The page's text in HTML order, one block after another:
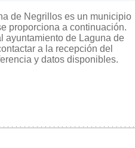
de Negrillos es un municipio
proporciona a continuación.
ayuntamiento de Laguna de
a la recepción del
y datos disponibles.